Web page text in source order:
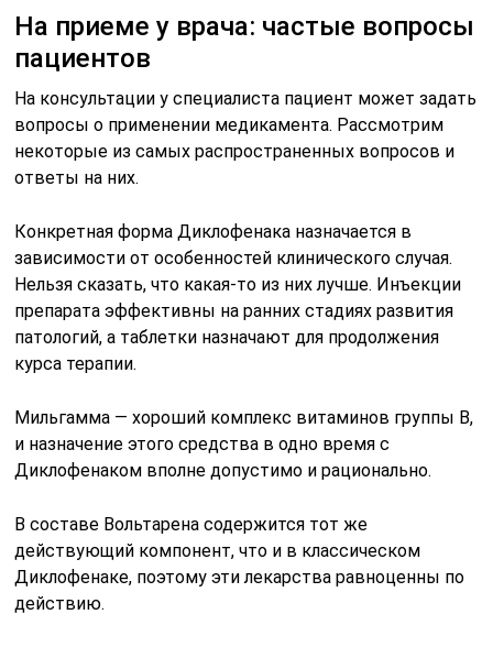
На приеме у врача: частые вопросы
пациентов
На консультации у специалиста пациент может задать
вопросы о применении медикамента. Рассмотрим
некоторые из самых распространенных вопросов и
ответы на них.
Конкретная форма Диклофенака назначается в
зависимости от особенностей клинического случая.
Нельзя сказать, что какая-то из них лучше. Инъекции
препарата эффективны на ранних стадиях развития
патологий, а таблетки назначают для продолжения
курса терапии.
Мильгамма — хороший комплекс витаминов группы В,
и назначение этого средства в одно время с
Диклофенаком вполне допустимо и рационально.
В составе Вольтарена содержится тот же
действующий компонент, что и в классическом
Диклофенаке, поэтому эти лекарства равноценны по
действию.